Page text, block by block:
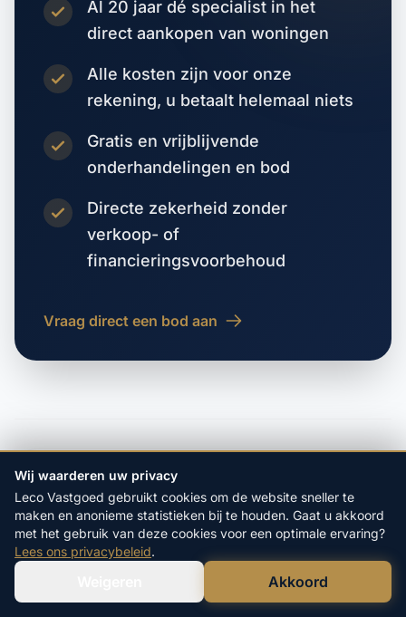
Al 20 jaar dé specialist in het
direct aankopen van woningen
Alle kosten zijn voor onze
rekening, u betaalt helemaal niets
Gratis en vrijblijvende
onderhandelingen en bod
Directe zekerheid zonder
verkoop- of
financieringsvoorbehoud
Vraag direct een bod aan
VORIGE WOONPLAATS
Steenbergen
VOLGENDE WOONPLAATS
Stieltjeskanaal
Bel Ons Direct
Wij waarderen uw privacy
Leco Vastgoed gebruikt cookies om de website sneller te
maken en anonieme statistieken bij te houden. Gaat u akkoord
met het gebruik van deze cookies voor een optimale ervaring?
Lees ons privacybeleid.
Akkoord